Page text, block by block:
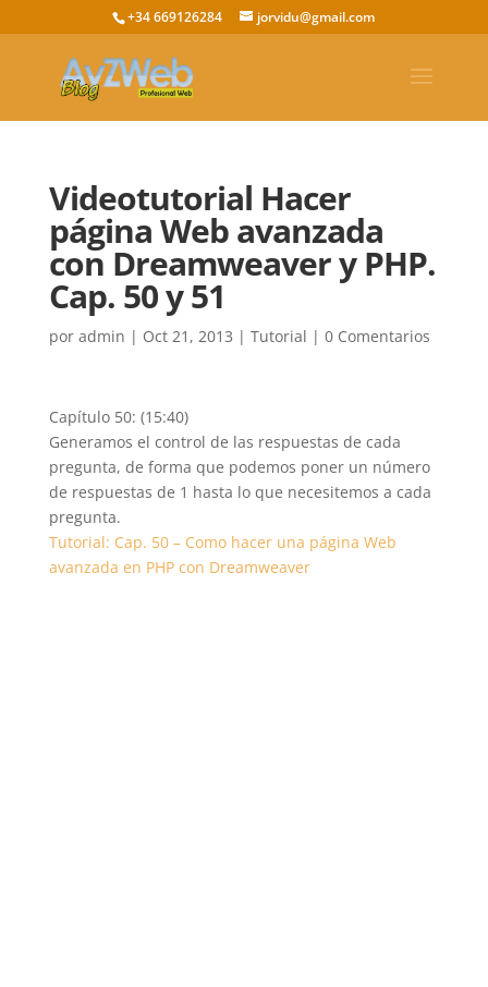
+34 669126284 jorvidu@gmail.com
Videotutorial Hacer
página Web avanzada
con Dreamweaver y PHP.
Cap. 50 y 51
por admin | Oct 21, 2013 | Tutorial | 0 Comentarios
Capítulo 50: (15:40)
Generamos el control de las respuestas de cada
pregunta, de forma que podemos poner un número
de respuestas de 1 hasta lo que necesitemos a cada
pregunta.
Tutorial: Cap. 50 – Como hacer una página Web
avanzada en PHP con Dreamweaver